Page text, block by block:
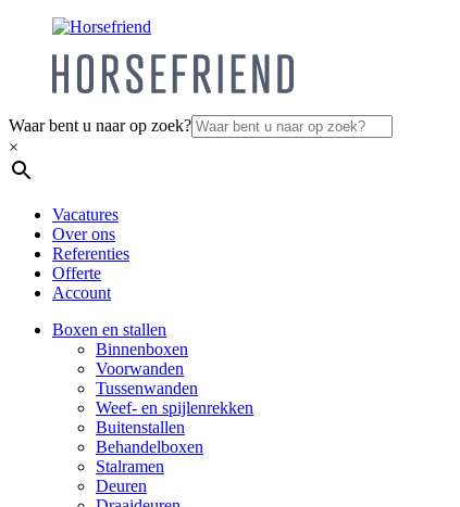
Waar bent u naar op zoek?
×
Vacatures
Over ons
Referenties
Offerte
Account
Boxen en stallen
Binnenboxen
Voorwanden
Tussenwanden
Weef- en spijlenrekken
Buitenstallen
Behandelboxen
Stalramen
Deuren